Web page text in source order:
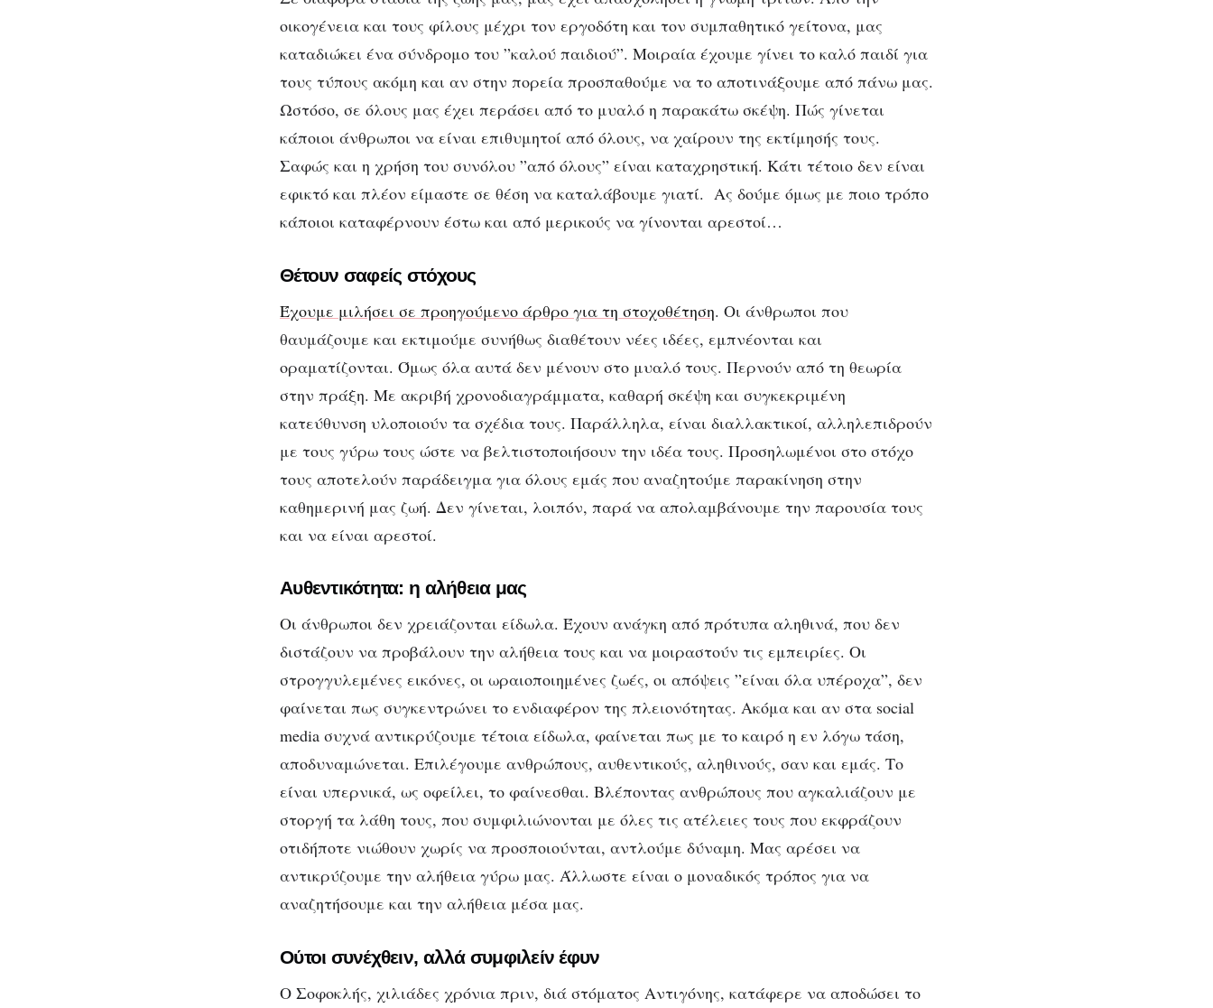
ΨΥΧΟΛΟΓΊΑ
Γνώμη τρίτων: Μπορούμε
να είμαστε αρεστοί σε
όλους;
όλους;
οικογένεια και τους φίλους μέχρι τον εργοδότη και τον συμπαθητικό γείτονα, μας
καταδιώκει ένα σύνδρομο του ”καλού παιδιού”. Μοιραία έχουμε γίνει το καλό παιδί για
τους τύπους ακόμη και αν στην πορεία προσπαθούμε να το αποτινάξουμε από πάνω μας.
Ωστόσο, σε όλους μας έχει περάσει από το μυαλό η παρακάτω σκέψη. Πώς γίνεται
κάποιοι άνθρωποι να είναι επιθυμητοί από όλους, να χαίρουν της εκτίμησής τους.
Σαφώς και η χρήση του συνόλου ”από όλους” είναι καταχρηστική. Κάτι τέτοιο δεν είναι
εφικτό και πλέον είμαστε σε θέση να καταλάβουμε γιατί. Ας δούμε όμως με ποιο τρόπο
κάποιοι καταφέρνουν έστω και από μερικούς να γίνονται αρεστοί…
Θέτουν σαφείς στόχους
Έχουμε μιλήσει σε προηγούμενο άρθρο για τη στοχοθέτηση. Οι άνθρωποι που
θαυμάζουμε και εκτιμούμε συνήθως διαθέτουν νέες ιδέες, εμπνέονται και
οραματίζονται. Όμως όλα αυτά δεν μένουν στο μυαλό τους. Περνούν από τη θεωρία
στην πράξη. Με ακριβή χρονοδιαγράμματα, καθαρή σκέψη και συγκεκριμένη
κατεύθυνση υλοποιούν τα σχέδια τους. Παράλληλα, είναι διαλλακτικοί, αλληλεπιδρούν
με τους γύρω τους ώστε να βελτιστοποιήσουν την ιδέα τους. Προσηλωμένοι στο στόχο
τους αποτελούν παράδειγμα για όλους εμάς που αναζητούμε παρακίνηση στην
καθημερινή μας ζωή. Δεν γίνεται, λοιπόν, παρά να απολαμβάνουμε την παρουσία τους
και να είναι αρεστοί.
Αυθεντικότητα: η αλήθεια μας
Οι άνθρωποι δεν χρειάζονται είδωλα. Έχουν ανάγκη από πρότυπα αληθινά, που δεν
διστάζουν να προβάλουν την αλήθεια τους και να μοιραστούν τις εμπειρίες. Οι
στρογγυλεμένες εικόνες, οι ωραιοποιημένες ζωές, οι απόψεις ”είναι όλα υπέροχα”, δεν
φαίνεται πως συγκεντρώνει το ενδιαφέρον της πλειονότητας. Ακόμα και αν στα social
media συχνά αντικρύζουμε τέτοια είδωλα, φαίνεται πως με το καιρό η εν λόγω τάση,
αποδυναμώνεται. Επιλέγουμε ανθρώπους, αυθεντικούς, αληθινούς, σαν και εμάς. Το
είναι υπερνικά, ως οφείλει, το φαίνεσθαι. Βλέποντας ανθρώπους που αγκαλιάζουν με
στοργή τα λάθη τους, που συμφιλιώνονται με όλες τις ατέλειες τους που εκφράζουν
οτιδήποτε νιώθουν χωρίς να προσποιούνται, αντλούμε δύναμη. Μας αρέσει να
αντικρύζουμε την αλήθεια γύρω μας. Άλλωστε είναι ο μοναδικός τρόπος για να
αναζητήσουμε και την αλήθεια μέσα μας.
Ούτοι συνέχθειν, αλλά συμφιλείν έφυν
Ο Σοφοκλής, χιλιάδες χρόνια πριν, διά στόματος Αντιγόνης, κατάφερε να αποδώσει το